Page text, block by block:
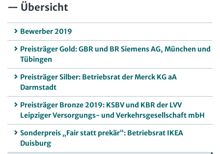
Übersicht
Bewerber 2019
Preisträger Gold: GBR und BR Siemens AG, München und
Tübingen
Preisträger Silber: Betriebsrat der Merck KG aA
Darmstadt
Preisträger Bronze 2019: KSBV und KBR der LVV
Leipziger Versorgungs- und Verkehrsgesellschaft mbH
Sonderpreis „Fair statt prekär“: Betriebsrat IKEA
Duisburg